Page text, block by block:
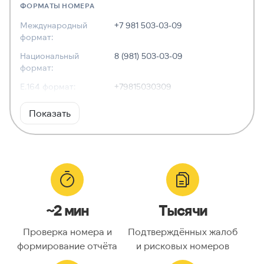
ФОРМАТЫ НОМЕРА
Международный
формат:
+7 981 503-03-09
Национальный
формат:
8 (981) 503-03-09
E.164 формат:
+79815030309
RFC3966
формат:
Тип номера:
Оператор связи:
Национальный
9815030309
Код страны:
Показать
~2 мин
Проверка номера и
формирование отчёта
Тысячи
Подтверждённых жалоб
и рисковых номеров